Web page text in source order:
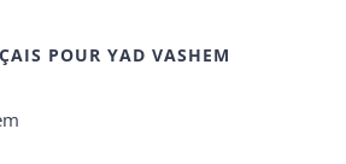
POUR YAD VASHEM